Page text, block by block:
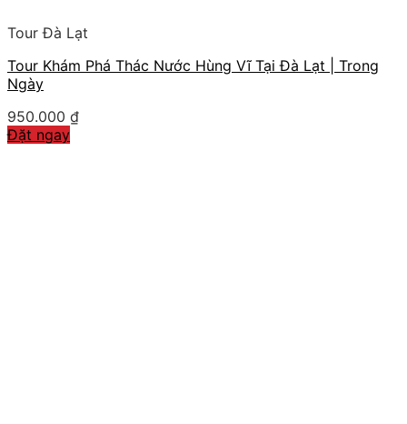
Tour Đà Lạt
Tour Khám Phá Thác Nước Hùng Vĩ Tại Đà Lạt | Trong
Ngày
950.000 ₫
Đặt ngay